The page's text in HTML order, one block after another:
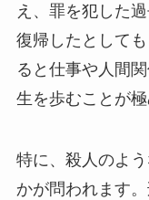
え、罪を犯した
復帰したとして
ると仕事や人間
生を歩むことが
特に、殺人のよ
かが問われます